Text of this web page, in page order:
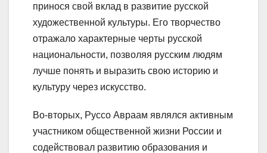
принося свой вклад в развитие русской
художественной культуры. Его творчество
отражало характерные черты русской
национальности, позволяя русским людям
лучше понять и выразить свою историю и
культуру через искусство.
Во-вторых, Руссо Авраам являлся активным
участником общественной жизни России и
содействовал развитию образования и